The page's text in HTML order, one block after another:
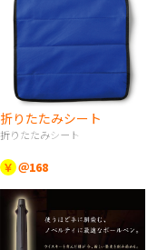
折りたたみシート
折りたたみシート
￥ ＠168